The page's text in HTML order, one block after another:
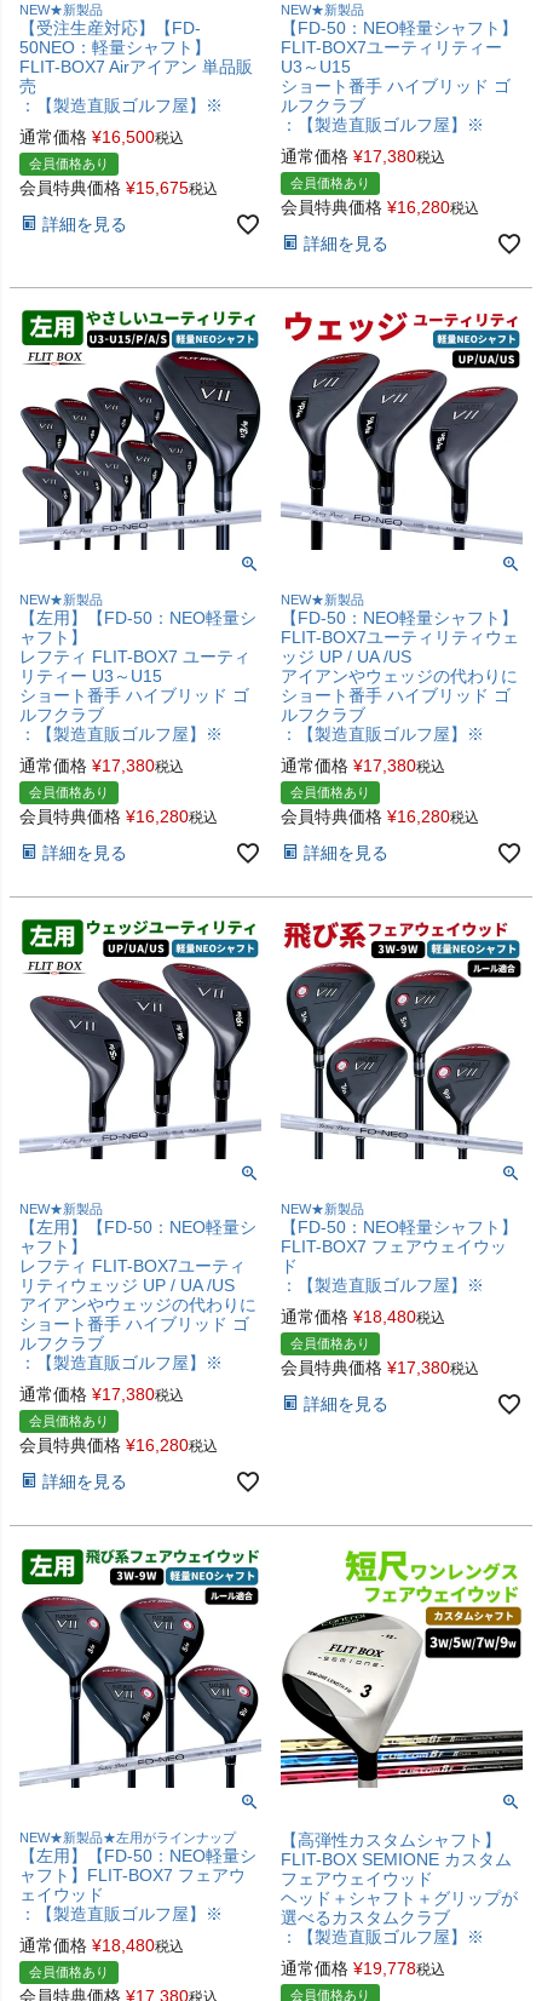
NEW★新製品
【受注生産対応】【FD-
50NEO：軽量シャフト】
FLIT-BOX7 Airアイアン 単品販
売
：【製造直販ゴルフ屋】※
通常価格 ¥16,500税込
会員価格あり
会員特典価格 ¥15,675税込
詳細を見る
NEW★新製品
【FD-50：NEO軽量シャフト】
FLIT-BOX7ユーティリティー
U3～U15
ショート番手 ハイブリッド ゴ
ルフクラブ
：【製造直販ゴルフ屋】※
通常価格 ¥17,380税込
会員価格あり
会員特典価格 ¥16,280税込
詳細を見る
NEW★新製品
【左用】【FD-50：NEO軽量シ
ャフト】
レフティ FLIT-BOX7 ユーティ
リティー U3～U15
ショート番手 ハイブリッド ゴ
ルフクラブ
：【製造直販ゴルフ屋】※
通常価格 ¥17,380税込
会員価格あり
会員特典価格 ¥16,280税込
詳細を見る
NEW★新製品
【FD-50：NEO軽量シャフト】
FLIT-BOX7ユーティリティウェ
ッジ UP / UA /US
アイアンやウェッジの代わりに
ショート番手 ハイブリッド ゴ
ルフクラブ
：【製造直販ゴルフ屋】※
通常価格 ¥17,380税込
会員価格あり
会員特典価格 ¥16,280税込
詳細を見る
NEW★新製品
【左用】【FD-50：NEO軽量シ
ャフト】
レフティ FLIT-BOX7ユーティ
リティウェッジ UP / UA /US
アイアンやウェッジの代わりに
ショート番手 ハイブリッド ゴ
ルフクラブ
：【製造直販ゴルフ屋】※
通常価格 ¥17,380税込
会員価格あり
会員特典価格 ¥16,280税込
詳細を見る
NEW★新製品
【FD-50：NEO軽量シャフト】
FLIT-BOX7 フェアウェイウッ
ド
：【製造直販ゴルフ屋】※
通常価格 ¥18,480税込
会員価格あり
会員特典価格 ¥17,380税込
詳細を見る
NEW★新製品★左用がラインナップ
【左用】【FD-50：NEO軽量シ
ャフト】FLIT-BOX7 フェアウ
ェイウッド
：【製造直販ゴルフ屋】※
通常価格 ¥18,480税込
会員価格あり
会員特典価格 ¥17,380税込
【高弾性カスタムシャフト】
FLIT-BOX SEMIONE カスタム
フェアウェイウッド
ヘッド＋シャフト＋グリップが
選べるカスタムクラブ
：【製造直販ゴルフ屋】※
通常価格 ¥19,778税込
会員価格あり